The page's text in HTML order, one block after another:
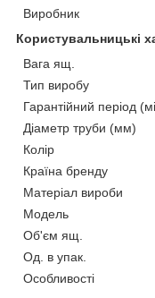
Виробник
Користувальницькі
Вага ящ.
Тип виробу
Гарантійний період
Діаметр труби (мм)
Колір
Країна бренду
Матеріал вироби
Мoдель
Об'єм ящ.
Од. в упак.
Особливості